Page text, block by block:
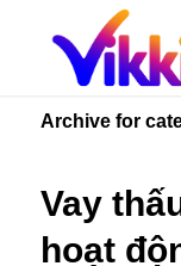
Archive for
Vay
hoạt